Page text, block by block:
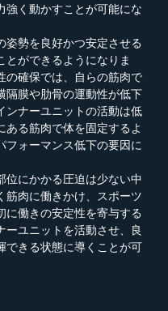
強く動かすことが可能にな
姿勢を良好かつ安定させる
とができるようになりま
の確保では、自らの筋肉で
隔膜や肋骨の運動性が低下
ンナーユニットの活動は低
る筋肉で体を固定するよ
フォーマンス低下の要因に
位にかかる圧迫は少ない中
筋肉に働きかけ、スポーツ
に働きの安定性を寄与する
ーユニットを活動させ、良
できる状態に導くことが可